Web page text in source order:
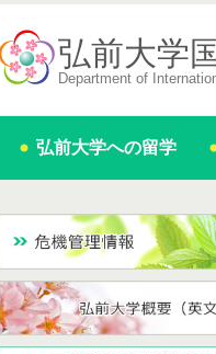
弘前大学
Department of
弘前大学への留学